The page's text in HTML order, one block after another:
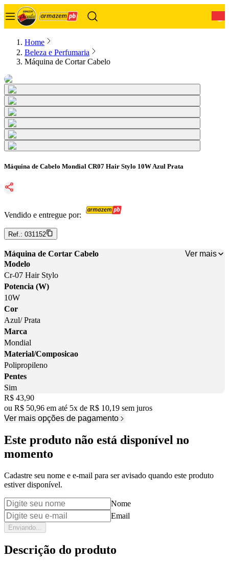
Home
Beleza e Perfumaria
Máquina de Cortar Cabelo
Máquina de Cabelo Mondial CR07 Hair Stylo 10W Azul Prata
Vendido e entregue por:
Ref.: 031152
Máquina de Cortar Cabelo
Ver mais
Modelo
Cr-07 Hair Stylo
Potencia (W)
10W
Cor
Azul/ Prata
Marca
Mondial
Material/Composicao
Polipropileno
Pentes
Sim
Price:
R$ 43,90
ou R$ 50,96 em até 5x de R$ 10,19 sem juros
Ver mais opções de pagamento
Este produto não está disponível no
momento
Cadastre seu nome e e-mail para ser avisado quando este produto
estiver disponível.
Nome
Email
Enviando...
Descrição do produto